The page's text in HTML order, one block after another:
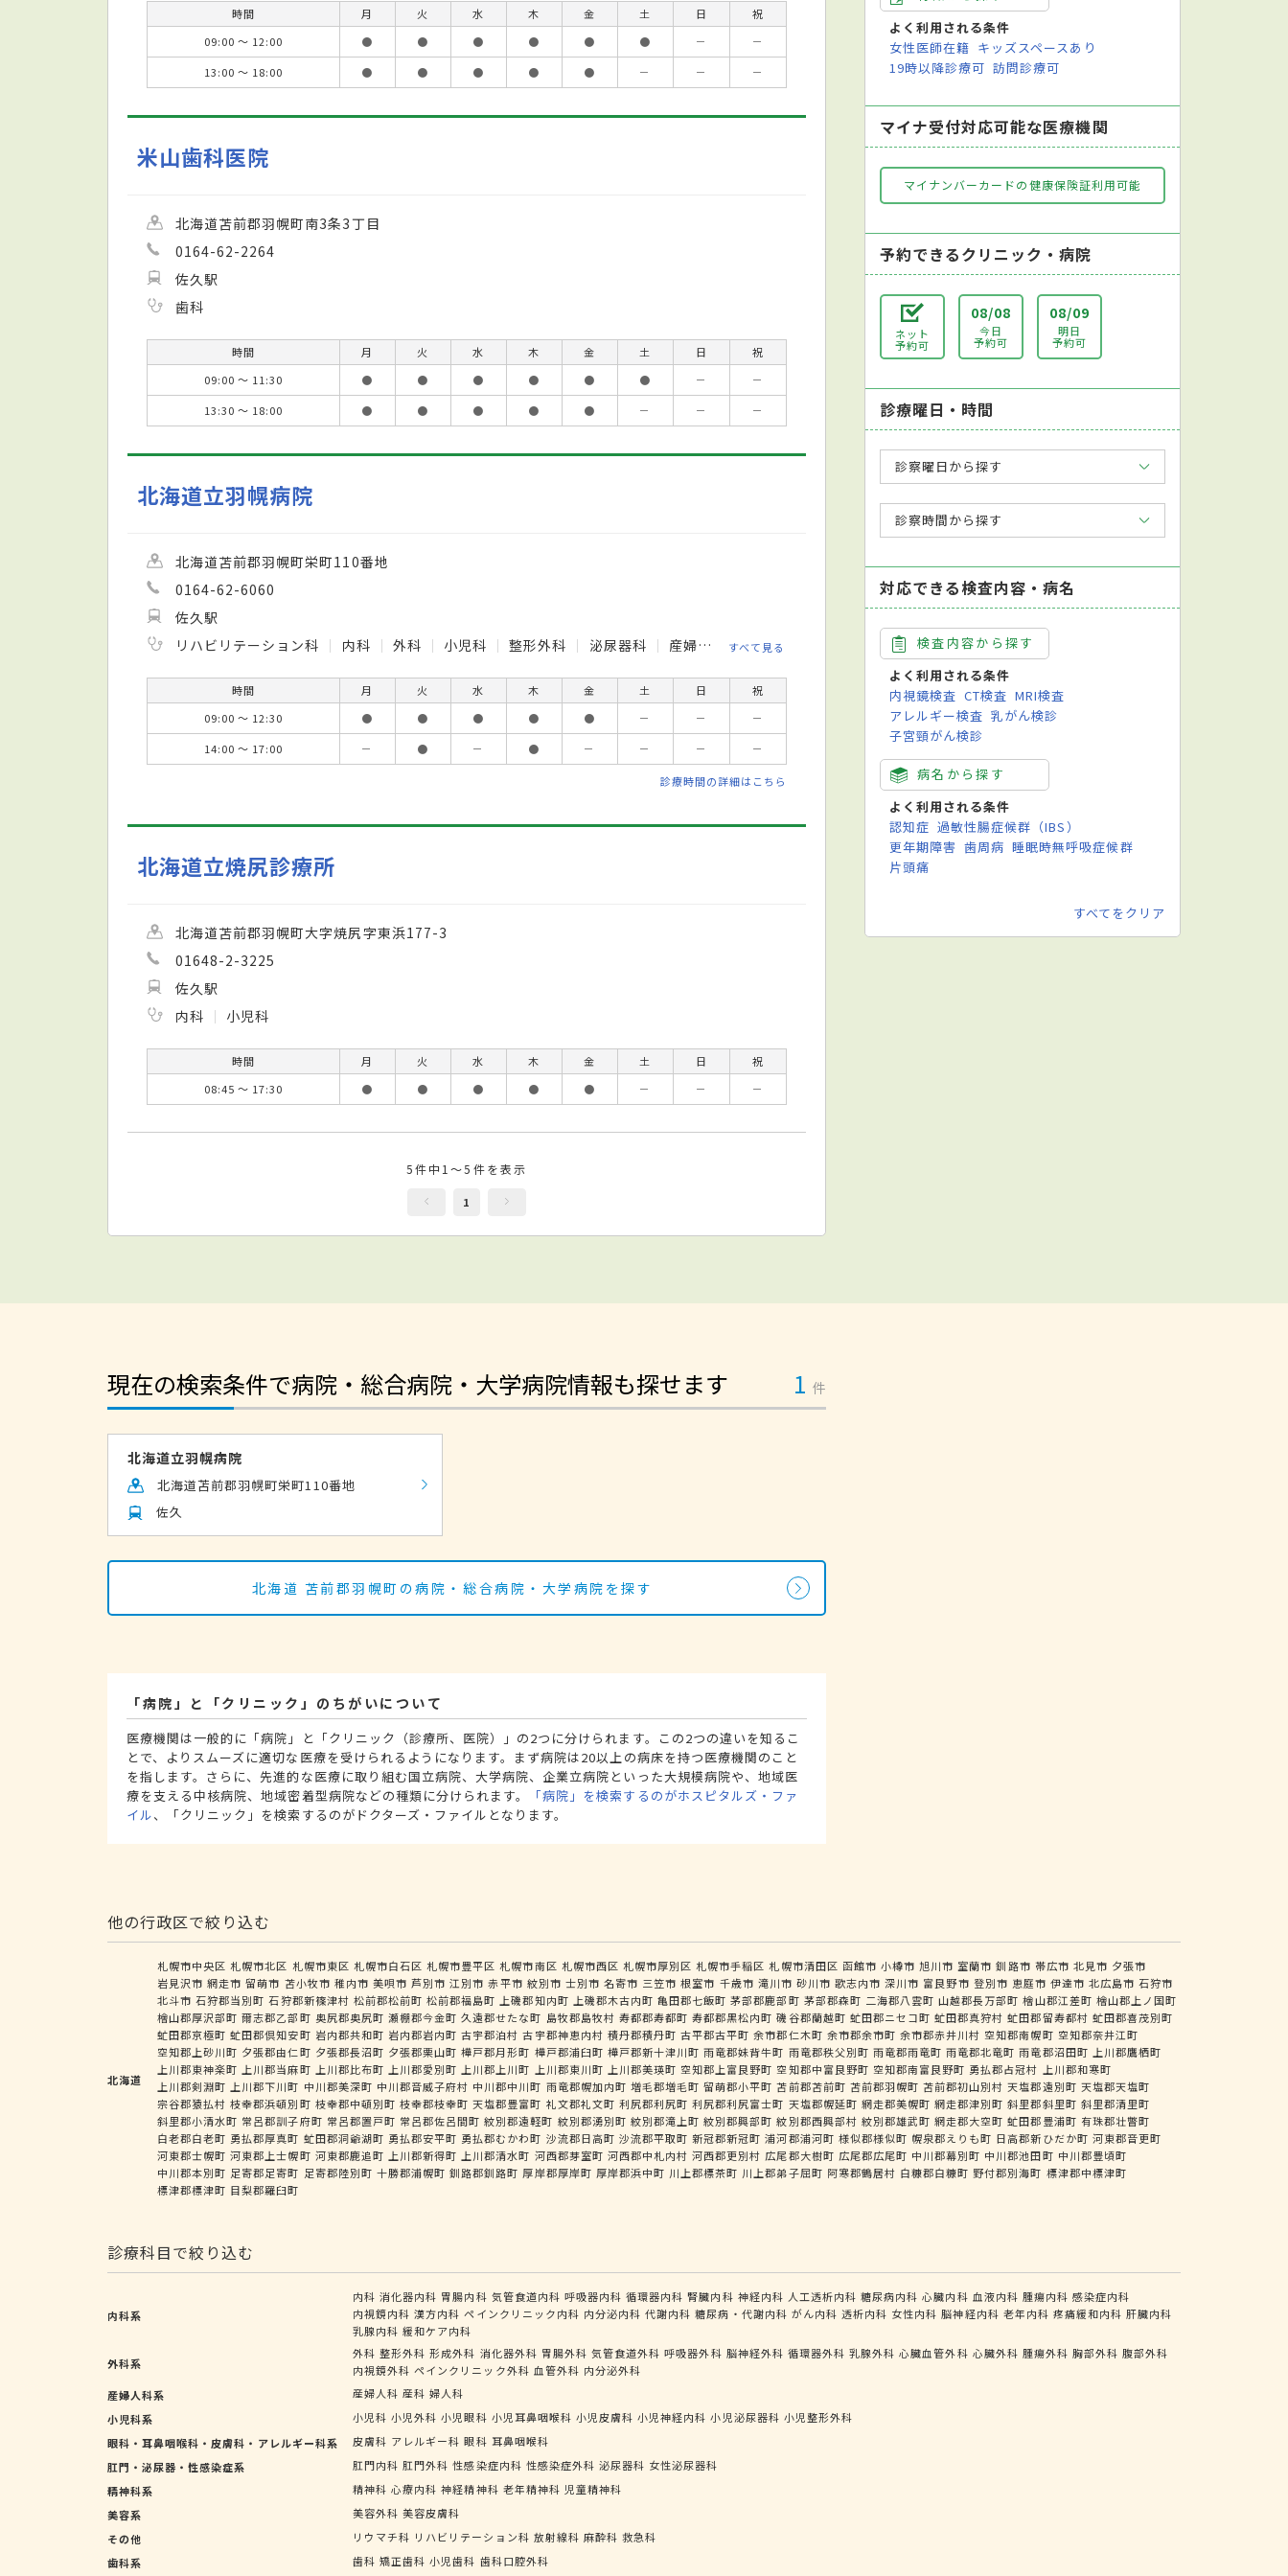
時間 月 火 水 木 金 土 日
祝
09:00 ～ 12:00
● ● ● ● ● ● －
－
13:00 ～ 18:00
● ● ● ● ● － － －
米山歯科医院
北海道苫前郡羽幌町南3条3丁目
0164-62-2264
佐久駅
歯科
時間 月 火 水 木 金 土 日
祝
09:00 ～ 11:30
● ● ● ● ● ● －
－
13:30 ～ 18:00
● ● ● ● ● － － －
北海道立羽幌病院
北海道苫前郡羽幌町栄町110番地
0164-62-6060
佐久駅
リハビリテーション科
内科 外科 小児科 整形外科 泌尿器科 産婦人科 皮膚科 精神科 耳鼻咽喉科
すべて見る
時間 月 火 水 木 金 土 日
祝
09:00 ～ 12:30
● ● ● ● ● － －
－
14:00 ～ 17:00
－ ● － ● － － － －
診療時間の詳細はこちら
北海道立焼尻診療所
北海道苫前郡羽幌町大字焼尻字東浜177-3
01648-2-3225
佐久駅
内科
小児科
時間 月 火 水 木 金 土 日
祝
08:45 ～ 17:30
● ● ● ● ● － － －
5件中1～5件を表示
1
よく利用される条件
女性医師在籍 キッズスペースあり
19時以降診療可 訪問診療可
マイナ受付対応可能な医療機関
マイナンバーカードの健康保険証利用可能
予約できるクリニック・病院
ネット
予約可
08/08
今日
予約可
08/09
明日
予約可
診療曜日・時間
診察曜日から探す
診察時間から探す
対応できる検査内容・病名
検査内容から探す
よく利用される条件
内視鏡検査 CT検査 MRI検査
アレルギー検査 乳がん検診
子宮頸がん検診
病名から探す
よく利用される条件
認知症 過敏性腸症候群（IBS）
更年期障害 歯周病 睡眠時無呼吸症候群
片頭痛
すべてをクリア
現在の検索条件で病院・総合病院・大学病院情報も探せます 1 件
北海道立羽幌病院
北海道苫前郡羽幌町栄町110番地
佐久
北海道 苫前郡羽幌町の病院・総合病院・大学病院を探す
「病院」と「クリニック」のちがいについて
医療機関は一般的に「病院」と「クリニック（診療所、医院）」の2つに分けられます。この2つの違いを知るこ
とで、よりスムーズに適切な医療を受けられるようになります。まず病院は20以上の病床を持つ医療機関のこと
を指します。さらに、先進的な医療に取り組む国立病院、大学病院、企業立病院といった大規模病院や、地域医
療を支える中核病院、地域密着型病院などの種類に分けられます。
「病院」を検索するのがホスピタルズ・ファ
イル、「クリニック」を検索するのがドクターズ・ファイルとなります。
他の行政区で絞り込む
北海道
札幌市中央区 札幌市北区 札幌市東区 札幌市白石区 札幌市豊平区 札幌市南区 札幌市西区 札幌市厚別区 札幌市手稲区 札幌市清田区 函館市 小樽市 旭川市 室蘭市 釧路市 帯広市 北見市 夕張市
岩見沢市 網走市 留萌市 苫小牧市 稚内市 美唄市 芦別市 江別市 赤平市 紋別市 士別市 名寄市 三笠市 根室市 千歳市 滝川市 砂川市 歌志内市 深川市 富良野市 登別市 恵庭市 伊達市 北広島市 石狩市
北斗市 石狩郡当別町 石狩郡新篠津村 松前郡松前町 松前郡福島町 上磯郡知内町 上磯郡木古内町 亀田郡七飯町 茅部郡鹿部町 茅部郡森町 二海郡八雲町 山越郡長万部町 檜山郡江差町 檜山郡上ノ国町
檜山郡厚沢部町 爾志郡乙部町 奥尻郡奥尻町 瀬棚郡今金町 久遠郡せたな町 島牧郡島牧村 寿都郡寿都町 寿都郡黒松内町 磯谷郡蘭越町 虻田郡ニセコ町 虻田郡真狩村 虻田郡留寿都村 虻田郡喜茂別町
虻田郡京極町 虻田郡倶知安町 岩内郡共和町 岩内郡岩内町 古宇郡泊村 古宇郡神恵内村 積丹郡積丹町 古平郡古平町 余市郡仁木町 余市郡余市町 余市郡赤井川村 空知郡南幌町 空知郡奈井江町
空知郡上砂川町 夕張郡由仁町 夕張郡長沼町 夕張郡栗山町 樺戸郡月形町 樺戸郡浦臼町 樺戸郡新十津川町 雨竜郡妹背牛町 雨竜郡秩父別町 雨竜郡雨竜町 雨竜郡北竜町 雨竜郡沼田町 上川郡鷹栖町
上川郡東神楽町 上川郡当麻町 上川郡比布町 上川郡愛別町 上川郡上川町 上川郡東川町 上川郡美瑛町 空知郡上富良野町 空知郡中富良野町 空知郡南富良野町 勇払郡占冠村
上川郡和寒町
上川郡剣淵町 上川郡下川町 中川郡美深町 中川郡音威子府村 中川郡中川町 雨竜郡幌加内町 増毛郡増毛町 留萌郡小平町 苫前郡苫前町 苫前郡羽幌町 苫前郡初山別村 天塩郡遠別町 天塩郡天塩町
宗谷郡猿払村 枝幸郡浜頓別町 枝幸郡中頓別町 枝幸郡枝幸町 天塩郡豊富町 礼文郡礼文町 利尻郡利尻町 利尻郡利尻富士町 天塩郡幌延町 網走郡美幌町 網走郡津別町 斜里郡斜里町 斜里郡清里町
斜里郡小清水町 常呂郡訓子府町 常呂郡置戸町 常呂郡佐呂間町 紋別郡遠軽町 紋別郡湧別町 紋別郡滝上町 紋別郡興部町 紋別郡西興部村 紋別郡雄武町 網走郡大空町 虻田郡豊浦町 有珠郡壮瞥町
白老郡白老町 勇払郡厚真町 虻田郡洞爺湖町 勇払郡安平町 勇払郡むかわ町 沙流郡日高町 沙流郡平取町 新冠郡新冠町 浦河郡浦河町 様似郡様似町 幌泉郡えりも町 日高郡新ひだか町 河東郡音更町
河東郡士幌町 河東郡上士幌町 河東郡鹿追町 上川郡新得町 上川郡清水町 河西郡芽室町 河西郡中札内村 河西郡更別村 広尾郡大樹町 広尾郡広尾町 中川郡幕別町 中川郡池田町 中川郡豊頃町
中川郡本別町 足寄郡足寄町 足寄郡陸別町 十勝郡浦幌町 釧路郡釧路町 厚岸郡厚岸町 厚岸郡浜中町 川上郡標茶町 川上郡弟子屈町 阿寒郡鶴居村 白糠郡白糠町 野付郡別海町 標津郡中標津町
標津郡標津町 目梨郡羅臼町
診療科目で絞り込む
内科系
内科 消化器内科 胃腸内科 気管食道内科 呼吸器内科 循環器内科 腎臓内科 神経内科 人工透析内科 糖尿病内科 心臓内科 血液内科 腫瘍内科 感染症内科
内視鏡内科 漢方内科 ペインクリニック内科 内分泌内科 代謝内科 糖尿病・代謝内科 がん内科 透析内科 女性内科 脳神経内科 老年内科 疼痛緩和内科 肝臓内科
乳腺内科 緩和ケア内科
外科系
外科 整形外科 形成外科 消化器外科 胃腸外科 気管食道外科 呼吸器外科 脳神経外科 循環器外科 乳腺外科 心臓血管外科 心臓外科 腫瘍外科 胸部外科 腹部外科
内視鏡外科 ペインクリニック外科 血管外科 内分泌外科
産婦人科系
産婦人科 産科 婦人科
小児科系
小児科 小児外科 小児眼科 小児耳鼻咽喉科 小児皮膚科 小児神経内科 小児泌尿器科 小児整形外科
眼科・耳鼻咽喉科・皮膚科・アレルギー科系
皮膚科 アレルギー科 眼科 耳鼻咽喉科
肛門・泌尿器・性感染症系
肛門内科 肛門外科 性感染症内科 性感染症外科 泌尿器科 女性泌尿器科
精神科系
精神科 心療内科 神経精神科 老年精神科 児童精神科
美容系
美容外科 美容皮膚科
その他
リウマチ科 リハビリテーション科 放射線科 麻酔科 救急科
歯科系
歯科 矯正歯科 小児歯科 歯科口腔外科